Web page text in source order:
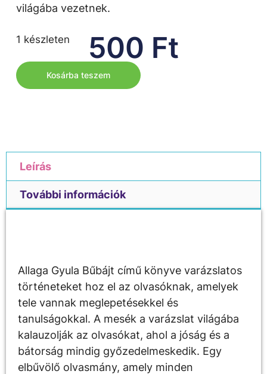
világába vezetnek.
500 Ft
1 készleten
Kosárba teszem
Leírás
További információk
Allaga Gyula Bűbájt című könyve varázslatos
történeteket hoz el az olvasóknak, amelyek
tele vannak meglepetésekkel és
tanulságokkal. A mesék a varázslat világába
kalauzolják az olvasókat, ahol a jóság és a
bátorság mindig győzedelmeskedik. Egy
elbűvölő olvasmány, amely minden